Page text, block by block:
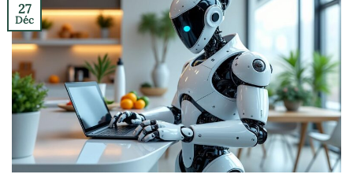
27
Déc